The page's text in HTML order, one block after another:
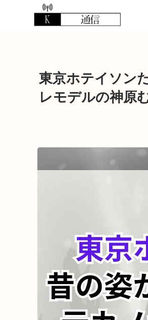
東京ホテイソン
レモデルの神原